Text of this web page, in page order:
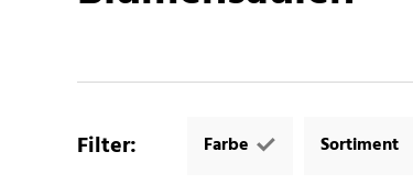
Filter: Farbe Sortiment